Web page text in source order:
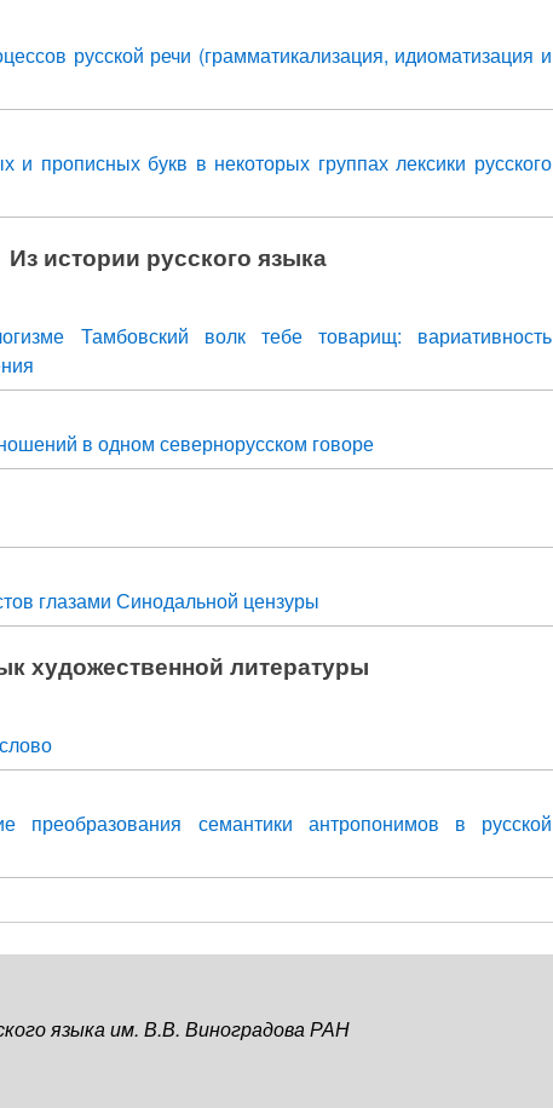
русской речи (грамматикализация, идиоматизация и
прописных букв в некоторых группах лексики русского
Из истории русского языка
Тамбовский волк тебе товарищ: вариативность
в одном севернорусском говоре
глазами Синодальной цензуры
художественной литературы
преобразования семантики антропонимов в русской
языка им. В.В. Виноградова РАН